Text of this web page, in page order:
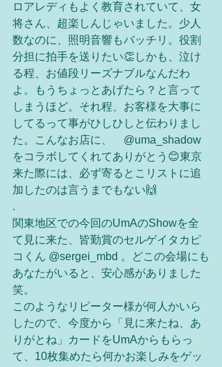
ロアレディもよく教育されていて、女
将さん、超楽しんじゃいました。少人
数なのに、照明音響もバッチリ。役割
分担に拍手を送りたい👏しかも、泣け
る程、お値段リーズナブルなんだわ
よ。もうちょっとあげたら？と言って
しまうほど。それ程、お客様を大事に
してるって事がひしひしと伝わりまし
た。こんなお店に、　@uma_shadow
をコラボしてくれてありがとう😊東京
来た際には、必ず寄るとこリストに追
加したのは言うまでもない🙌
.
関東地区での今回のUmAのShowを全
て見に来た、皆勤賞のセルゲイタカピ
コくん @sergei_mbd 。どこの会場にも
あなたがいると、安心感がありました
笑。
このようなリピーター様が何人かいら
したので、今度から「見に来たね、あ
りがとね」カードをUmAからもらっ
て、10枚集めたら何かお楽しみをゲッ